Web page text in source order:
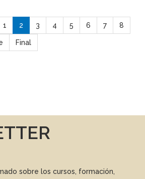
1 2 3 4 5 6 7 8
Final
sobre los cursos, formación,